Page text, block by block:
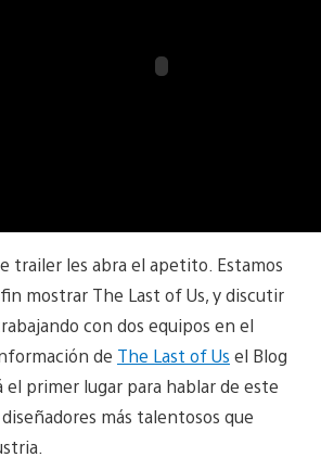
trailer les abra el apetito. Estamos
mostrar The Last of Us, y discutir
con dos equipos en el
de The Last of Us el Blog
el primer lugar para hablar de este
más talentosos que